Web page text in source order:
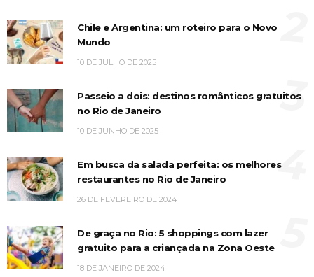
Chile e Argentina: um roteiro para o Novo
Mundo
10 DE JULHO DE 2025
Passeio a dois: destinos românticos gratuitos
no Rio de Janeiro
10 DE JUNHO DE 2025
3
Em busca da salada perfeita: os melhores
restaurantes no Rio de Janeiro
26 DE FEVEREIRO DE 2024
4
De graça no Rio: 5 shoppings com lazer
gratuito para a criançada na Zona Oeste
18 DE JANEIRO DE 2024